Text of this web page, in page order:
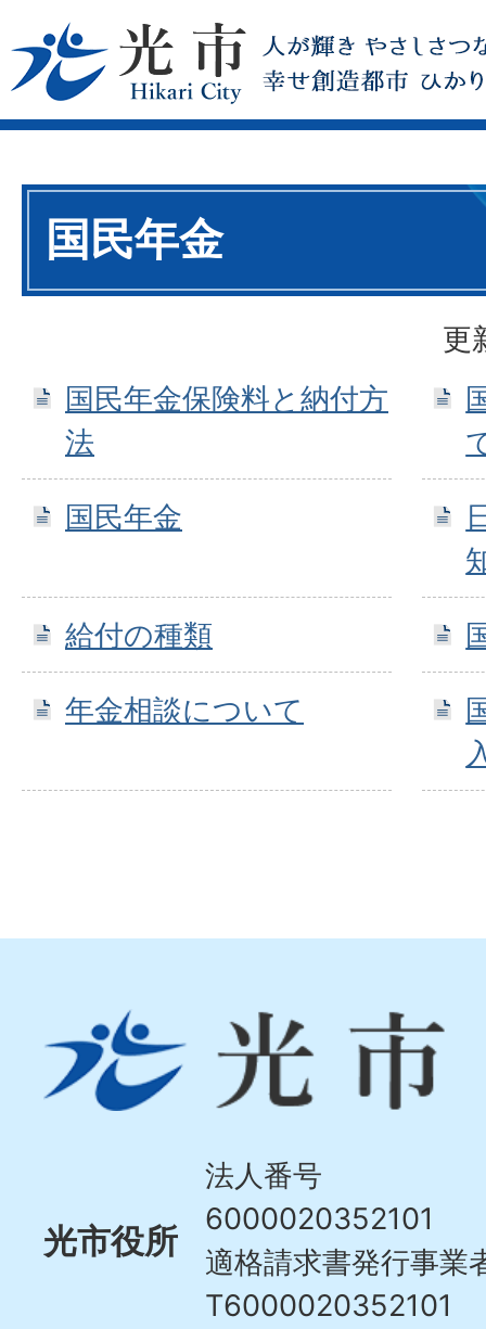
国民年金
更
国民年金保険料と納付方
法
国民年金
給付の種類
年金相談について
市
Hikari
光市役所
法人番号
6000020352101
適格請求書発行事業
T6000020352101